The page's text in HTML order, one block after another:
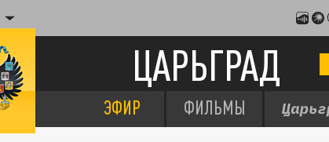
ЦАРЬГРАД
ЭФИР ФИЛЬМЫ